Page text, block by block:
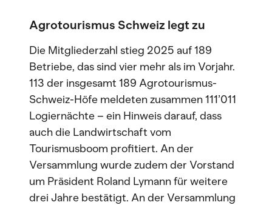
Agrotourismus Schweiz legt zu
Die Mitgliederzahl stieg 2025 auf 189
Betriebe, das sind vier mehr als im Vorjahr.
113 der insgesamt 189 Agrotourismus-
Schweiz-Höfe meldeten zusammen 111’011
Logiernächte – ein Hinweis darauf, dass
auch die Landwirtschaft vom
Tourismusboom profitiert. An der
Versammlung wurde zudem der Vorstand
um Präsident Roland Lymann für weitere
drei Jahre bestätigt. An der Versammlung